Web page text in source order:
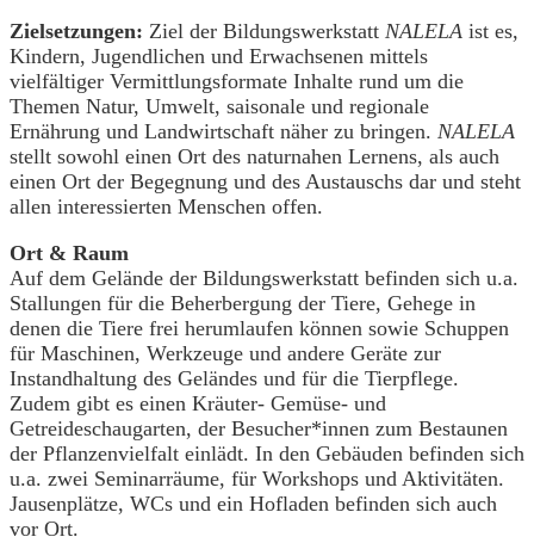
Zielsetzungen: Ziel der Bildungswerkstatt NALELA ist es,
Kindern, Jugendlichen und Erwachsenen mittels
vielfältiger Vermittlungsformate Inhalte rund um die
Themen Natur, Umwelt, saisonale und regionale
Ernährung und Landwirtschaft näher zu bringen. NALELA
stellt sowohl einen Ort des naturnahen Lernens, als auch
einen Ort der Begegnung und des Austauschs dar und steht
allen interessierten Menschen offen.
Ort & Raum
Auf dem Gelände der Bildungswerkstatt befinden sich u.a.
Stallungen für die Beherbergung der Tiere, Gehege in
denen die Tiere frei herumlaufen können sowie Schuppen
für Maschinen, Werkzeuge und andere Geräte zur
Instandhaltung des Geländes und für die Tierpflege.
Zudem gibt es einen Kräuter- Gemüse- und
Getreideschaugarten, der Besucher*innen zum Bestaunen
der Pflanzenvielfalt einlädt. In den Gebäuden befinden sich
u.a. zwei Seminarräume, für Workshops und Aktivitäten.
Jausenplätze, WCs und ein Hofladen befinden sich auch
vor Ort.